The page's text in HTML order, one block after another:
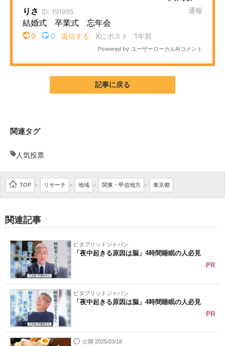
AI活用のいまが分かる
企業ITのトレンドを詳説
経営リーダーのコミュニティ
マーケ×ITの今がよく分かる
企業向けIT製品の総合サイト
IT製品の技術・比較・事例
製造業のIT導入・活用を支援
モノづくり技術者専門サイト
エレクトロニクス専門サイト
エネルギーの専門メディア
建設×テクノロジーの最前線
ちょっと気になるネットの話題
記事に戻る
関連タグ
人気投票
TOP > リサーチ > 地域 > 関東・甲信地方 > 東京都
関連記事
ビタブリッドジャパン
「夜中起きる原因は脳」4時間睡眠の人必見
PR
ビタブリッドジャパン
「夜中起きる原因は脳」4時間睡眠の人必見
PR
公開 2025/03/18